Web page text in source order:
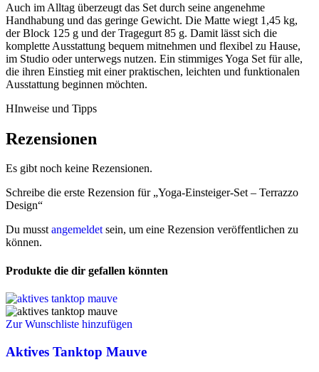
Auch im Alltag überzeugt das Set durch seine angenehme
Handhabung und das geringe Gewicht. Die Matte wiegt 1,45 kg,
der Block 125 g und der Tragegurt 85 g. Damit lässt sich die
komplette Ausstattung bequem mitnehmen und flexibel zu Hause,
im Studio oder unterwegs nutzen. Ein stimmiges Yoga Set für alle,
die ihren Einstieg mit einer praktischen, leichten und funktionalen
Ausstattung beginnen möchten.
HInweise und Tipps
Rezensionen
Es gibt noch keine Rezensionen.
Schreibe die erste Rezension für „Yoga-Einsteiger-Set – Terrazzo
Design“
Du musstangemeldetsein, um eine Rezension veröffentlichen zu
können.
Produkte die dir gefallen könnten
Zur Wunschliste hinzufügen
Aktives Tanktop Mauve